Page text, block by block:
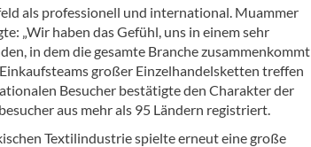
als professionell und international. Muammer
„Wir haben das Gefühl, uns in einem sehr
in dem die gesamte Branche zusammenkommt
großer Einzelhandelsketten treffen
Besucher bestätigte den Charakter der
aus mehr als 95 Ländern registriert.
Textilindustrie spielte erneut eine große